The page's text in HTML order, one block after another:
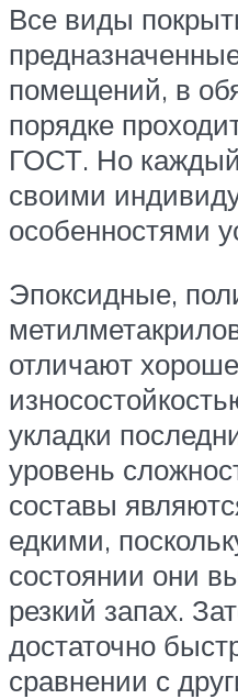
Все виды
помещений, в
порядке
ГОСТ. Но
своими
особенностями
Эпоксидные,
отличают
укладки
уровень
составы
едкими,
состоянии они
резкий запах.
достаточно
сравнении с